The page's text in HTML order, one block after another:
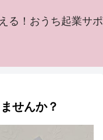
る！おうち起業サポ
せんか？